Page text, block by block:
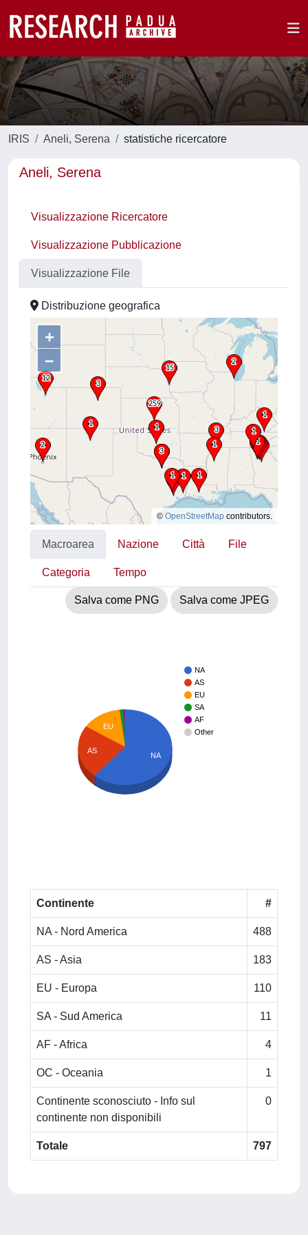
IRIS Aneli, Serena statistiche ricercatore
Aneli, Serena
Visualizzazione Ricercatore
Visualizzazione Pubblicazione
Visualizzazione File
Distribuzione geografica
+
–
© OpenStreetMap contributors.
Macroarea Nazione Città File
Categoria Tempo
Salva come PNG Salva come JPEG
NA
AS
EU
SA
AF
Other
EU
AS
NA
Continente #
NA - Nord America 488
AS - Asia 183
EU - Europa 110
SA - Sud America 11
AF - Africa 4
OC - Oceania 1
Continente sconosciuto - Info sul
continente non disponibili
0
Totale 797